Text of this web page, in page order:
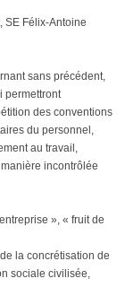
SE Félix-Antoine
sans précédent,
permettront
des conventions
du personnel,
au travail,
incontrôlée
», « fruit de
la concrétisation de
sociale civilisée,